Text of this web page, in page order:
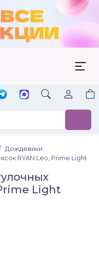
Дождевики
RYAN Leo, Prime Light
Light